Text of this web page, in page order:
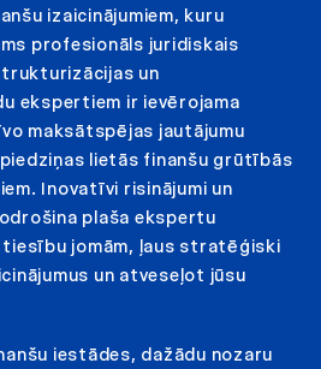
izaicinājumiem, kuru
profesionāls juridiskais
un
ekspertiem ir ievērojama
maksātspējas jautājumu
lietās finanšu grūtībās
Inovatīvi risinājumi un
plaša ekspertu
tiesību jomām, ļaus stratēģiski
un atveseļot jūsu
iestādes, dažādu nozaru